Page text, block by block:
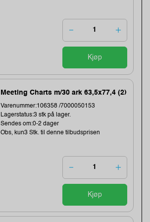
Kjøp
Meeting Charts m/30 ark 63,5x77,4 (2)
Varenummer:106358 /7000050153
Lagerstatus:3 stk på lager.
Sendes om:0-2 dager
Obs, kun3 Stk. til denne tilbudsprisen
Kjøp